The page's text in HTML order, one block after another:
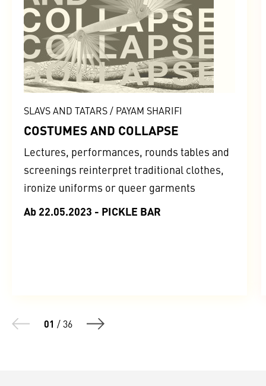
SLAVS AND TATARS / PAYAM SHARIFI
COSTUMES AND COLLAPSE
Lectures, performances, rounds tables and
screenings reinterpret traditional clothes,
ironize uniforms or queer garments
Ab 22.05.2023 - PICKLE BAR
01 /36